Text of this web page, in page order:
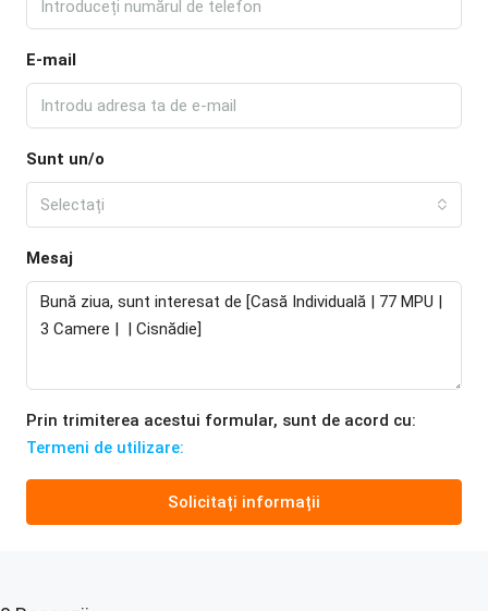
E-mail
Sunt un/o
Selectați
Mesaj
Prin trimiterea acestui formular, sunt de acord cu:
Termeni de utilizare:
Solicitați informații